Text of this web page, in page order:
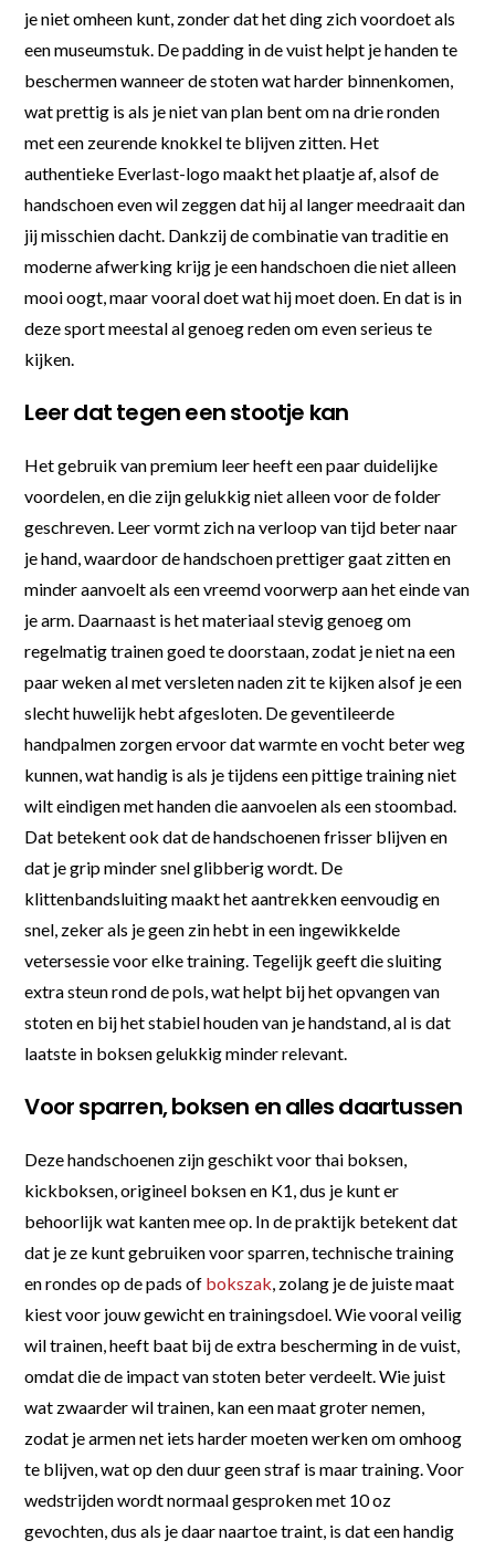
je niet omheen kunt, zonder dat het ding zich voordoet als
een museumstuk. De padding in de vuist helpt je handen te
beschermen wanneer de stoten wat harder binnenkomen,
wat prettig is als je niet van plan bent om na drie ronden
met een zeurende knokkel te blijven zitten. Het
authentieke Everlast-logo maakt het plaatje af, alsof de
handschoen even wil zeggen dat hij al langer meedraait dan
jij misschien dacht. Dankzij de combinatie van traditie en
moderne afwerking krijg je een handschoen die niet alleen
mooi oogt, maar vooral doet wat hij moet doen. En dat is in
deze sport meestal al genoeg reden om even serieus te
kijken.
Leer dat tegen een stootje kan
Het gebruik van premium leer heeft een paar duidelijke
voordelen, en die zijn gelukkig niet alleen voor de folder
geschreven. Leer vormt zich na verloop van tijd beter naar
je hand, waardoor de handschoen prettiger gaat zitten en
minder aanvoelt als een vreemd voorwerp aan het einde van
je arm. Daarnaast is het materiaal stevig genoeg om
regelmatig trainen goed te doorstaan, zodat je niet na een
paar weken al met versleten naden zit te kijken alsof je een
slecht huwelijk hebt afgesloten. De geventileerde
handpalmen zorgen ervoor dat warmte en vocht beter weg
kunnen, wat handig is als je tijdens een pittige training niet
wilt eindigen met handen die aanvoelen als een stoombad.
Dat betekent ook dat de handschoenen frisser blijven en
dat je grip minder snel glibberig wordt. De
klittenbandsluiting maakt het aantrekken eenvoudig en
snel, zeker als je geen zin hebt in een ingewikkelde
vetersessie voor elke training. Tegelijk geeft die sluiting
extra steun rond de pols, wat helpt bij het opvangen van
stoten en bij het stabiel houden van je handstand, al is dat
laatste in boksen gelukkig minder relevant.
Voor sparren, boksen en alles daartussen
Deze handschoenen zijn geschikt voor thai boksen,
kickboksen, origineel boksen en K1, dus je kunt er
behoorlijk wat kanten mee op. In de praktijk betekent dat
dat je ze kunt gebruiken voor sparren, technische training
en rondes op de pads of bokszak, zolang je de juiste maat
kiest voor jouw gewicht en trainingsdoel. Wie vooral veilig
wil trainen, heeft baat bij de extra bescherming in de vuist,
omdat die de impact van stoten beter verdeelt. Wie juist
wat zwaarder wil trainen, kan een maat groter nemen,
zodat je armen net iets harder moeten werken om omhoog
te blijven, wat op den duur geen straf is maar training. Voor
wedstrijden wordt normaal gesproken met 10 oz
gevochten, dus als je daar naartoe traint, is dat een handig